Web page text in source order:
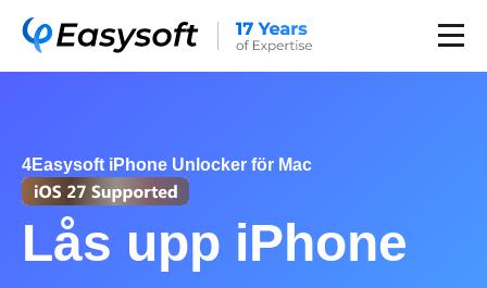
4Easysoft iPhone Unlocker för Mac
Lås upp iPhone